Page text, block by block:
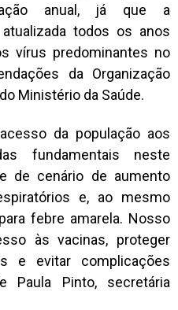
anual, já que a
todos os anos
vírus predominantes no
da Organização
Ministério da Saúde.
da população aos
fundamentais neste
de cenário de aumento
e, ao mesmo
febre amarela. Nosso
às vacinas, proteger
e evitar complicações
Paula Pinto, secretária